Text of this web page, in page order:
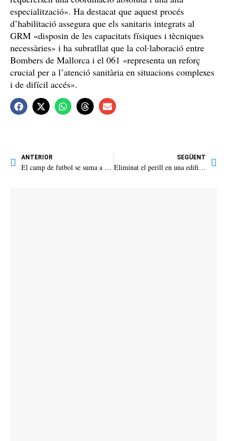
especialització». Ha destacat que aquest procés
d’habilitació assegura que els sanitaris integrats al
GRM «disposin de les capacitats físiques i tècniques
necessàries» i ha subratllat que la col·laboració entre
Bombers de Mallorca i el 061 «representa un reforç
crucial per a l’atenció sanitària en situacions complexes
i de difícil accés».
ANTERIOR
El camp de futbol se suma a l’eficiència energètica
SEGÜENT
Eliminat el perill en una edificació de la Fàbrica Nova